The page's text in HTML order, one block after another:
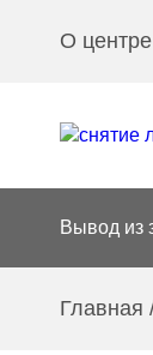
О центре
Вывод из
Главная